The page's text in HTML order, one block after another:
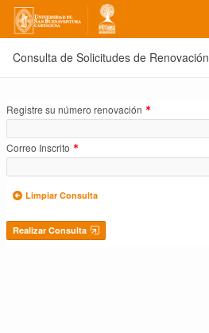
Consulta de Solicitudes de Renovación
Registre su número renovación (Valor
Necesario)
Correo Inscrito (Valor
Necesario)
Limpiar Consulta
Realizar Consulta